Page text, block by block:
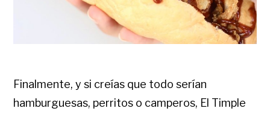
Finalmente, y si creías que todo serían
hamburguesas, perritos o camperos, El Timple